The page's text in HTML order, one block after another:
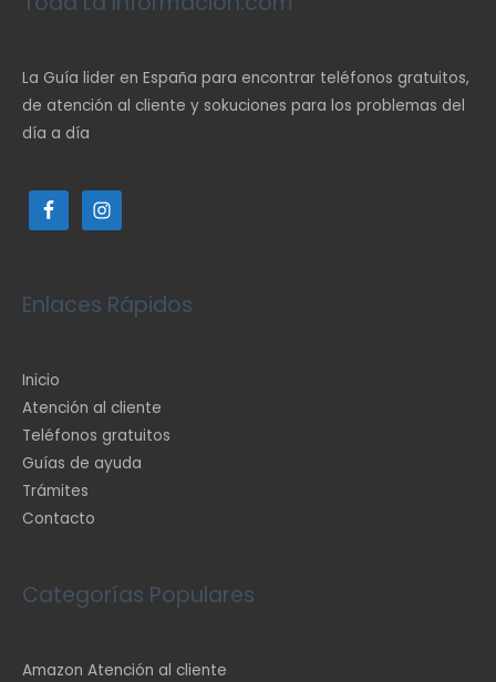
La Guía lider en España para encontrar teléfonos gratuitos,
de atención al cliente y sokuciones para los problemas del
día a día
Enlaces Rápidos
Inicio
Atención al cliente
Teléfonos gratuitos
Guías de ayuda
Trámites
Contacto
Categorías Populares
Amazon Atención al cliente